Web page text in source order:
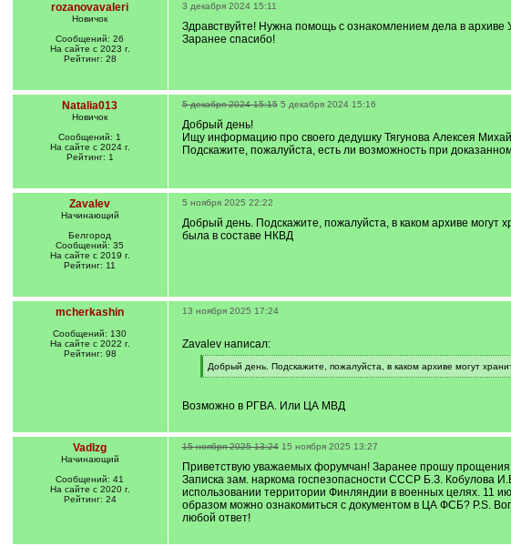
rozanovavaleri
Новичок
Сообщений: 26
На сайте с 2023 г.
Рейтинг: 28
3 декабря 2024 15:11
Здравствуйте! Нужна помощь с ознакомлением дела в архиве
Заранее спасибо!
Natalia013
Новичок
Сообщений: 1
На сайте с 2024 г.
Рейтинг: 1
5 декабря 2024 15:15 5 декабря 2024 15:16
Добрый день!
Ищу информацию про своего дедушку Тягунова Алексея
Подскажите, пожалуйста, есть ли возможность при
Zavalev
Начинающий
Белгород
Сообщений: 35
На сайте с 2019 г.
Рейтинг: 11
5 ноября 2025 22:22
Добрый день. Подскажите, пожалуйста, в каком архиве
была в составе НКВД
mcherkashin
Сообщений: 130
На сайте с 2022 г.
Рейтинг: 98
13 ноября 2025 17:24
Zavalev написал:
[
q
Добрый день. Подскажите, пожалуйста, в каком архиве могут
[
]
Возможно в РГВА. Или ЦА МВД
VadIzg
Начинающий
Сообщений: 41
На сайте с 2020 г.
Рейтинг: 24
15 ноября 2025 13:24 15 ноября 2025 13:27
Приветствую уважаемых форумчан! Заранее прошу
Записка зам. наркома госпезопасности СССР Б.З. Кобулова
использовании территории Финляндии в военных целях. 11
образом можно ознакомиться с документом в ЦА ФСБ? P.S.
любой ответ!